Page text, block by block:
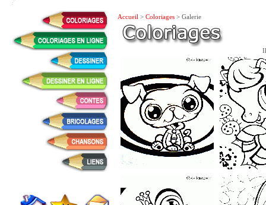
Accueil > Coloriages > Galerie